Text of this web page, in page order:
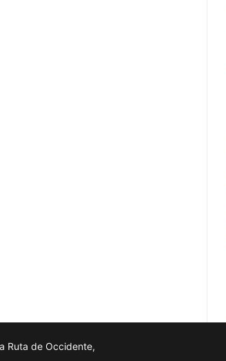
Ruta de Occidente,